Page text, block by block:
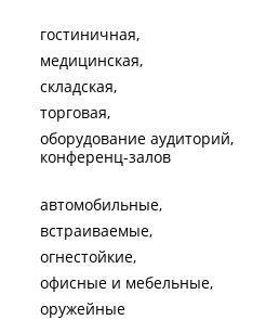
гостиничная
медицинская
складская
торговая
оборудование аудиторий,
конференц-залов
автомобильные
встраиваемые
огнестойкие
офисные и мебельные
оружейные